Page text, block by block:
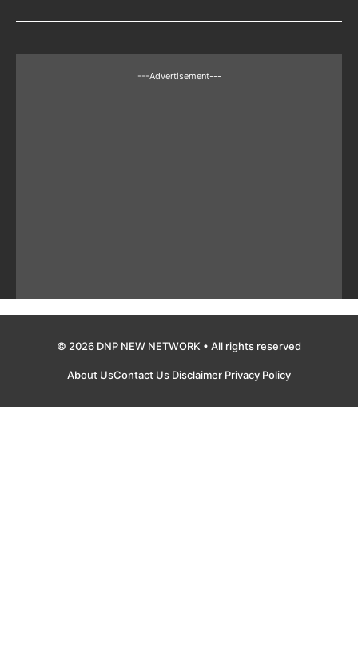
---Advertisement---
© 2026 DNP NEW NETWORK • All rights reserved
About UsContact Us Disclaimer Privacy Policy